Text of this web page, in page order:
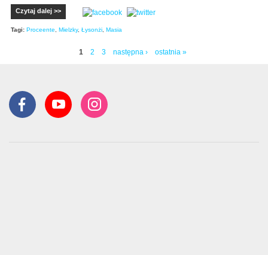
Czytaj dalej >>
Tagi: Proceente Mielzky, Łysonżi Masia
1 2 3 następna › ostatnia »